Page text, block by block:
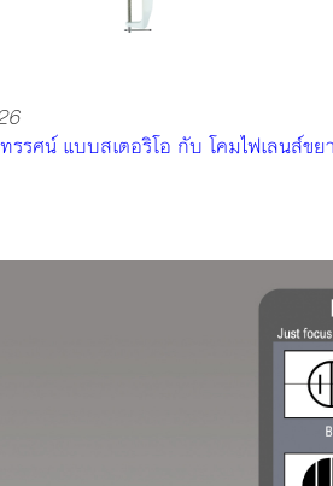
รรศน์ แบบสเตอริโอ กับ โคมไฟเลนส์ขย